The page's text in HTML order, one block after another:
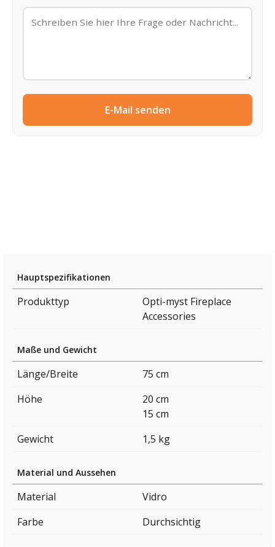
E-Mail senden
Hauptspezifikationen
Produkttyp
Opti-myst Fireplace
Accessories
Maße und Gewicht
Länge/Breite
75 cm
Höhe
20 cm
15 cm
Gewicht
1,5 kg
Material und Aussehen
Material
Vidro
Farbe
Durchsichtig